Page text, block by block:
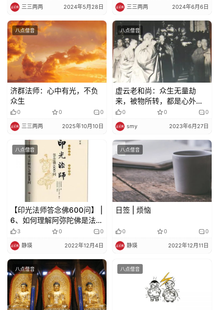
术
政
策
法
免
责
声
明
三三两两 2024年5月28日 三三两两 2024年6月6日
八点僧音
济群法师：心中有光，不负
众生
0 0 0
三三两两 2025年10月10日
八点僧音
虚云老和尚：众生无量劫
来，被物所转，都是心外见
法0 0 0
smy 2023年6月27日
八点僧音
【印光法师答念佛600问】 |
6、如何理解阿弥陀佛是法界
藏身？
3 0 0
静瑛 2022年12月4日
八点僧音
日签 | 烦恼
0 0 0
静瑛 2022年12月11日
八点僧音 八点僧音